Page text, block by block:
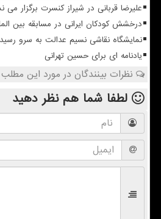
علیرضا قربانی در شیراز کنسرت برگزار می
درخشش کودکان ایرانی در مسابقه بین
نمایشگاه نقاشی نسیم عدالت به سرو رسید
یادنامه ای برای حسین تهرانی
نظرات بینندگان در مورد این مطلب
لطفا شما همنظر دهید